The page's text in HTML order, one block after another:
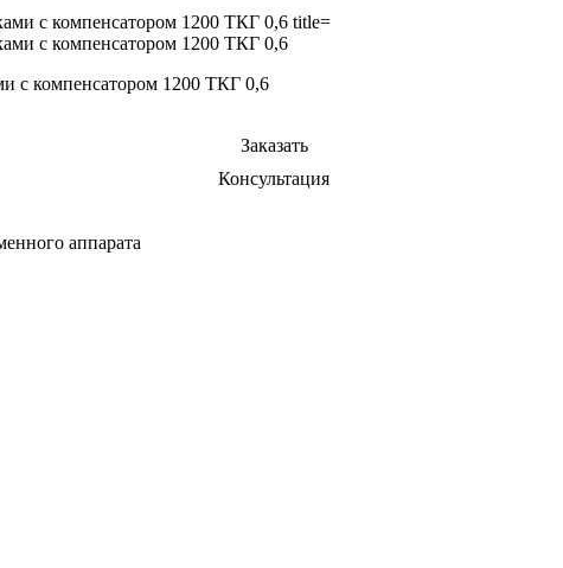
с компенсатором 1200 ТКГ 0,6
Заказать
Консультация
аппарата